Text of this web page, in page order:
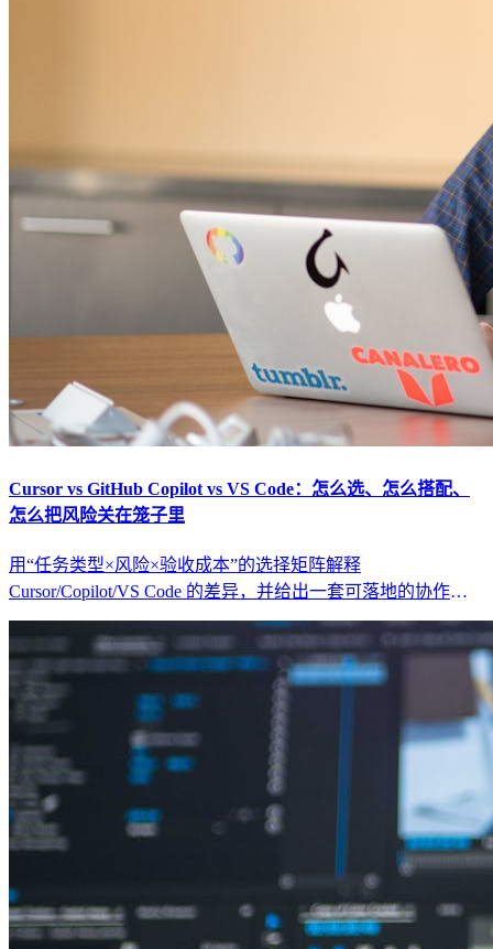
Cursor vs GitHub Copilot vs VS Code：怎么选、怎么搭配、
怎么把风险关在笼子里
用“任务类型×风险×验收成本”的选择矩阵解释
Cursor/Copilot/VS Code 的差异，并给出一套可落地的协作工
作流（范围闸门、最小回归集、回滚策略）。